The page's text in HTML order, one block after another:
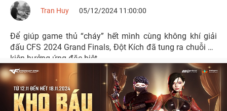
Tran Huy 05/12/2024 11:00:00
Để giúp game thủ “cháy” hết mình cùng không khí giải
đấu CFS 2024 Grand Finals, Đột Kích đã tung ra chuỗi sự
kiện hưởng ứng đặc biệt.